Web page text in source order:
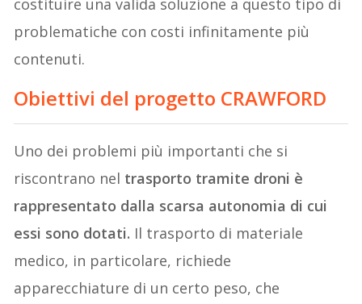
problematiche con costi infinitamente più
contenuti.
Obiettivi del progetto CRAWFORD
Uno dei problemi più importanti che si
riscontrano nel trasporto tramite droni è
rappresentato dalla scarsa autonomia di cui
essi sono dotati. Il trasporto di materiale
medico, in particolare, richiede
apparecchiature di un certo peso, che